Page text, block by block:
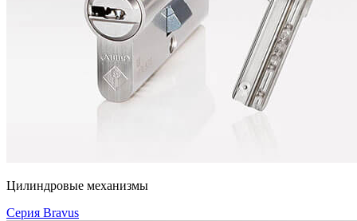
Цилиндровые механизмы
Серия Bravus